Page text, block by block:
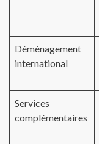
Déménagement
international
Services
complémentaires